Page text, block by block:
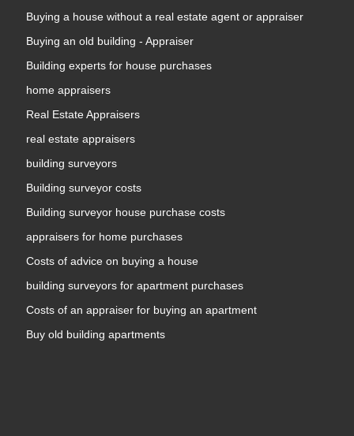
Buying a house without a real estate agent or appraiser
Buying an old building - Appraiser
Building experts for house purchases
home appraisers
Real Estate Appraisers
real estate appraisers
building surveyors
Building surveyor costs
Building surveyor house purchase costs
appraisers for home purchases
Costs of advice on buying a house
building surveyors for apartment purchases
Costs of an appraiser for buying an apartment
Buy old building apartments